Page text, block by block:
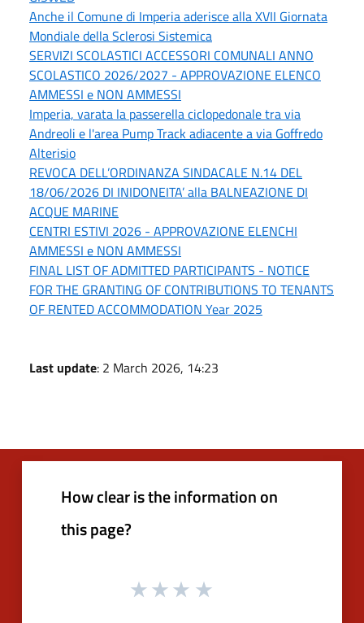
Anche il Comune di Imperia aderisce alla XVII Giornata
Mondiale della Sclerosi Sistemica
SERVIZI SCOLASTICI ACCESSORI COMUNALI ANNO
SCOLASTICO 2026/2027 - APPROVAZIONE ELENCO
AMMESSI e NON AMMESSI
Imperia, varata la passerella ciclopedonale tra via
Andreoli e l'area Pump Track adiacente a via Goffredo
Alterisio
REVOCA DELL’ORDINANZA SINDACALE N.14 DEL
18/06/2026 DI INIDONEITA’ alla BALNEAZIONE DI
ACQUE MARINE
CENTRI ESTIVI 2026 - APPROVAZIONE ELENCHI
AMMESSI e NON AMMESSI
FINAL LIST OF ADMITTED PARTICIPANTS - NOTICE
FOR THE GRANTING OF CONTRIBUTIONS TO TENANTS
OF RENTED ACCOMMODATION Year 2025
Last update: 2 March 2026, 14:23
How clear is the information on
this page?